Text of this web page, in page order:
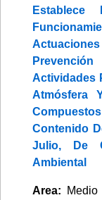
Actividades
Atmósfera
Contenido
Julio, De
Ambiental
Area: